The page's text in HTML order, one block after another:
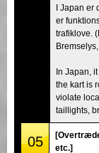
I Japan er
er
trafiklove.
In Japan,
the kart is
violate
taillights,
05
etc.]